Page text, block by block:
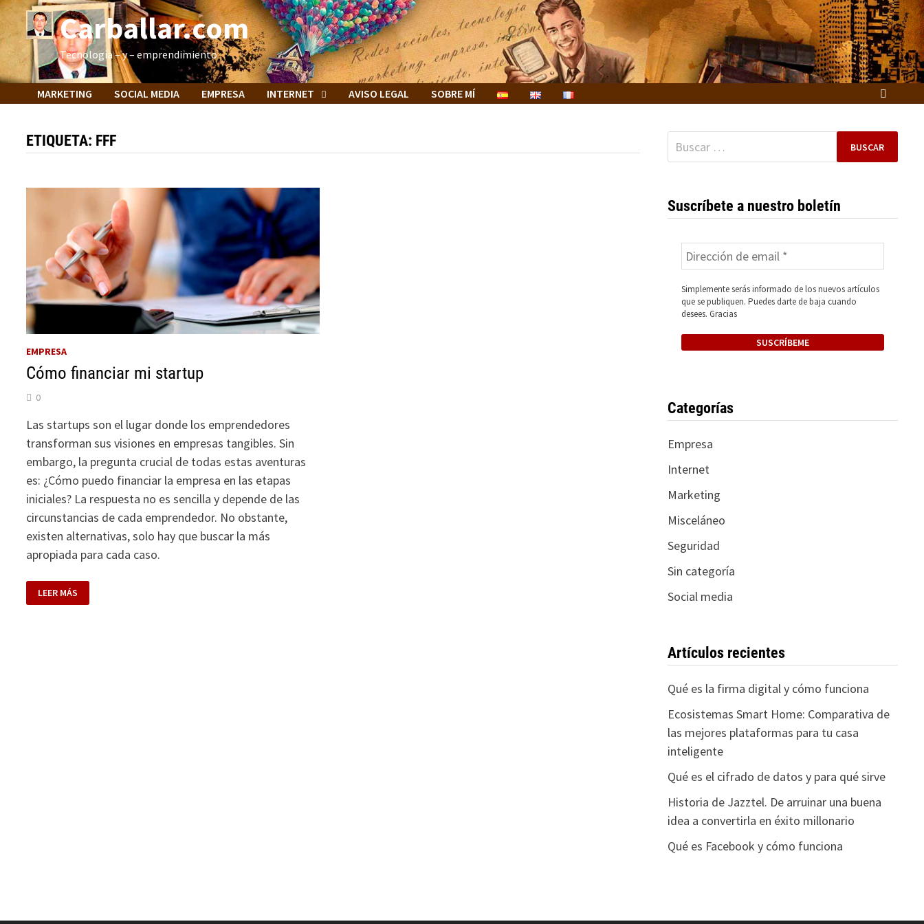
Saltar
contenido Carballar.com
Tecnología – y – emprendimiento
MARKETING SOCIAL MEDIA EMPRESA INTERNET AVISO LEGAL SOBRE MÍ
ETIQUETA: FFF
EMPRESA
Cómo financiar mi startup
0
Las startups son el lugar donde los emprendedores
transforman sus visiones en empresas tangibles. Sin
embargo, la pregunta crucial de todas estas aventuras
es: ¿Cómo puedo financiar la empresa en las etapas
iniciales? La respuesta no es sencilla y depende de las
circunstancias de cada emprendedor. No obstante,
existen alternativas, solo hay que buscar la más
apropiada para cada caso.
FINANCIAR
MI
LEER MÁS
Buscar:
Suscríbete a nuestro boletín
Simplemente serás informado de los nuevos artículos
que se publiquen. Puedes darte de baja cuando
desees. Gracias
Categorías
Empresa
Internet
Marketing
Misceláneo
Seguridad
Sin categoría
Social media
Artículos recientes
Qué es la firma digital y cómo funciona
Ecosistemas Smart Home: Comparativa de
las mejores plataformas para tu casa
inteligente
Qué es el cifrado de datos y para qué sirve
Historia de Jazztel. De arruinar una buena
idea a convertirla en éxito millonario
Qué es Facebook y cómo funciona